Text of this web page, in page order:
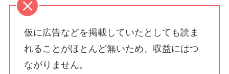
仮に広告などを掲載していたとしても読ま
れることがほとんど無いため、 収益にはつ
ながりません。